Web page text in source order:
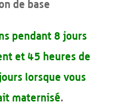
de base
pendant 8 jours
et 45 heures de
lorsque vous
maternisé.